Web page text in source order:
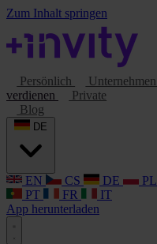
Zum Inhalt springen
Persönlich Unternehmen
verdienen
Private
Blog
EN CS DE PL
PT
FR
IT
App herunterladen